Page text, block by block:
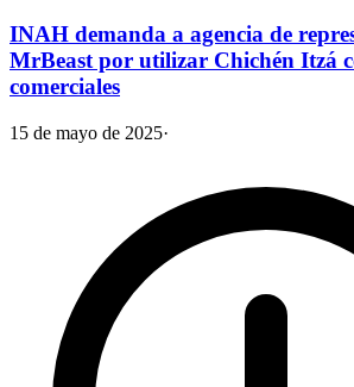
INAH demanda a agencia de
MrBeast por utilizar Chichén Itzá
comerciales
15 de mayo de 2025·